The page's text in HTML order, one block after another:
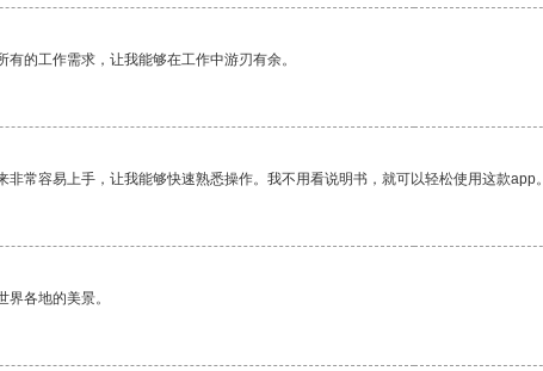
的工作需求，让我能够在工作中游刃有余。
常容易上手，让我能够快速熟悉操作。我不用看说明书，就可以轻松使用这款app。
各地的美景。